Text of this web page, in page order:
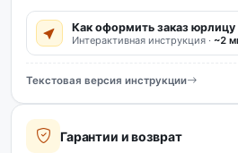
Как оформить заказ юрлицу
Интерактивная инструкция · ~2
Текстовая версия инструкции
Гарантии и возврат